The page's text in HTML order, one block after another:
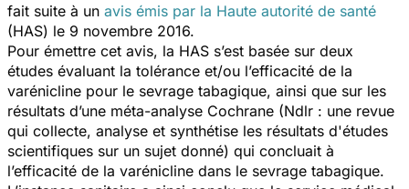
fait suite à un avis émis par la Haute autorité de santé
(HAS) le 9 novembre 2016.
Pour émettre cet avis, la HAS s’est basée sur deux
études évaluant la tolérance et/ou l’efficacité de la
varénicline pour le sevrage tabagique, ainsi que sur les
résultats d’une méta-analyse Cochrane (Ndlr : une revue
qui collecte, analyse et synthétise les résultats d'études
scientifiques sur un sujet donné) qui concluait à
l’efficacité de la varénicline dans le sevrage tabagique.